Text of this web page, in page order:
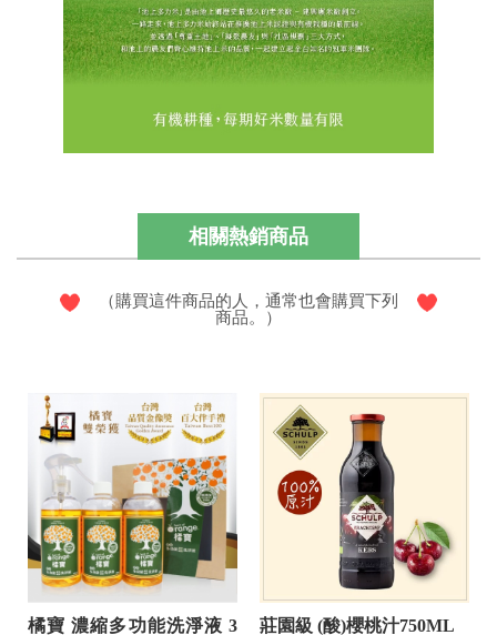
相關熱銷商品
（購買這件商品的人，通常也會購買下列
商品。）
橘寶 濃縮多功能洗淨液 3
莊園級 (酸)櫻桃汁750ML